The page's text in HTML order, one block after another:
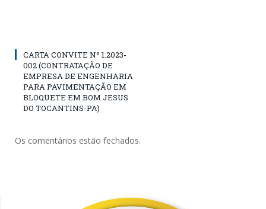
CARTA CONVITE Nº 1.2023-
002 (CONTRATAÇÃO DE
EMPRESA DE ENGENHARIA
PARA PAVIMENTAÇÃO EM
BLOQUETE EM BOM JESUS
DO TOCANTINS-PA)
Os comentários estão fechados.